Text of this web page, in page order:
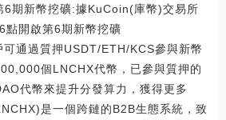
6期新幣挖礦:據KuCoin(庫幣)交易所
點開啟第6期新幣挖礦
通過質押USDT/ETH/KCS參與新幣
個LNCHX代幣，已參與質押的
代幣來提升分發算力，獲得更多
是一個跨鏈的B2B生態系統，致